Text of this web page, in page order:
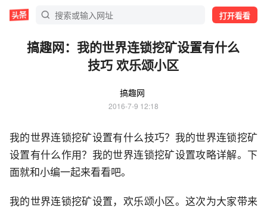
打开看看
搞趣网：我的世界连锁挖矿设置有什么
技巧 欢乐颂小区
搞趣网
2016-7-9 12:18
我的世界连锁挖矿设置有什么技巧？我的世界连锁挖矿
设置有什么作用？我的世界连锁挖矿设置攻略详解。下
面就和小编一起来看看吧。
我的世界连锁挖矿设置，欢乐颂小区。这次为大家带来